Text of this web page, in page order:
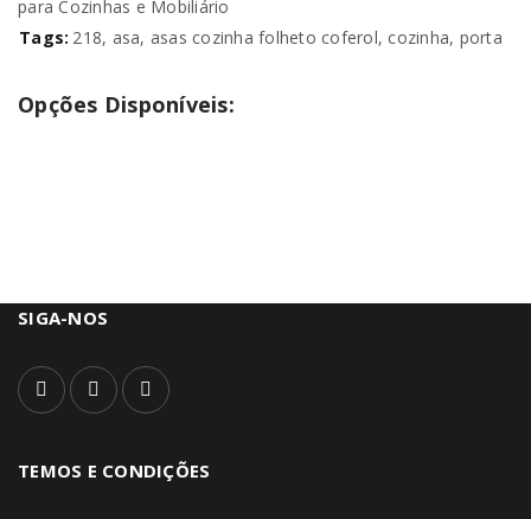
para Cozinhas e Mobiliário
Tags: 218, asa, asas cozinha folheto coferol, cozinha, porta
Opções Disponíveis:
SIGA-NOS
TEMOS E CONDIÇÕES